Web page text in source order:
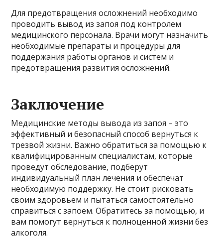
Для предотвращения осложнений необходимо
проводить вывод из запоя под контролем
медицинского персонала. Врачи могут назначить
необходимые препараты и процедуры для
поддержания работы органов и систем и
предотвращения развития осложнений.
Заключение
Медицинские методы вывода из запоя – это
эффективный и безопасный способ вернуться к
трезвой жизни. Важно обратиться за помощью к
квалифицированным специалистам, которые
проведут обследование, подберут
индивидуальный план лечения и обеспечат
необходимую поддержку. Не стоит рисковать
своим здоровьем и пытаться самостоятельно
справиться с запоем. Обратитесь за помощью, и
вам помогут вернуться к полноценной жизни без
алкоголя.